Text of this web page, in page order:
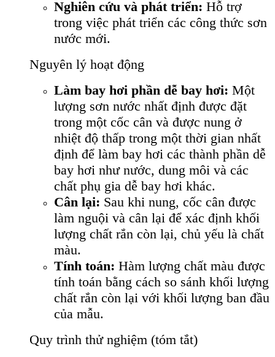
Nghiên cứu và phát triển: Hỗ trợ
trong việc phát triển các công thức sơn
nước mới.
Nguyên lý hoạt động
Làm bay hơi phần dễ bay hơi: Một
lượng sơn nước nhất định được đặt
trong một cốc cân và được nung ở
nhiệt độ thấp trong một thời gian nhất
định để làm bay hơi các thành phần dễ
bay hơi như nước, dung môi và các
chất phụ gia dễ bay hơi khác.
Cân lại: Sau khi nung, cốc cân được
làm nguội và cân lại để xác định khối
lượng chất rắn còn lại, chủ yếu là chất
màu.
Tính toán: Hàm lượng chất màu được
tính toán bằng cách so sánh khối lượng
chất rắn còn lại với khối lượng ban đầu
của mẫu.
Quy trình thử nghiệm (tóm tắt)